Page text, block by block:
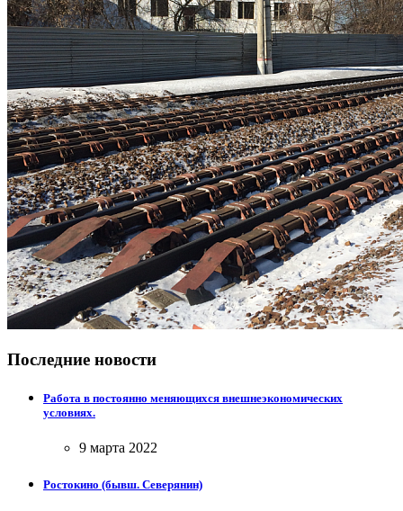
Последние новости
Работа в постоянно меняющихся внешнеэкономических
условиях.
9 марта 2022
Ростокино (бывш. Северянин)